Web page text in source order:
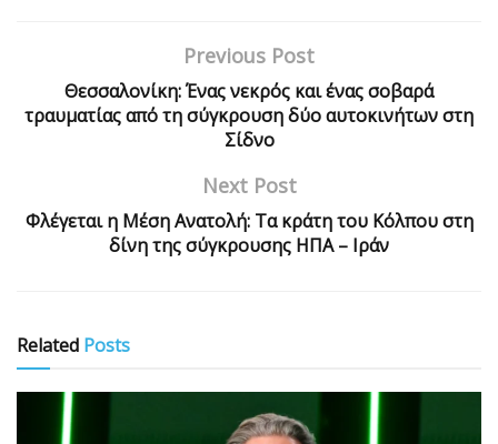
Previous Post
Θεσσαλονίκη: Ένας νεκρός και ένας σοβαρά
τραυματίας από τη σύγκρουση δύο αυτοκινήτων στη
Σίδνο
Next Post
Φλέγεται η Μέση Ανατολή: Τα κράτη του Κόλπου στη
δίνη της σύγκρουσης ΗΠΑ – Ιράν
Related Posts